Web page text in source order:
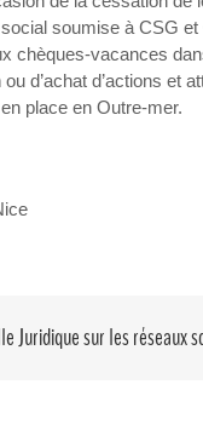
soumise à CSG et
chèques-vacances
d’achat d’actions et
place en Outre-mer.
Juridique sur les réseaux